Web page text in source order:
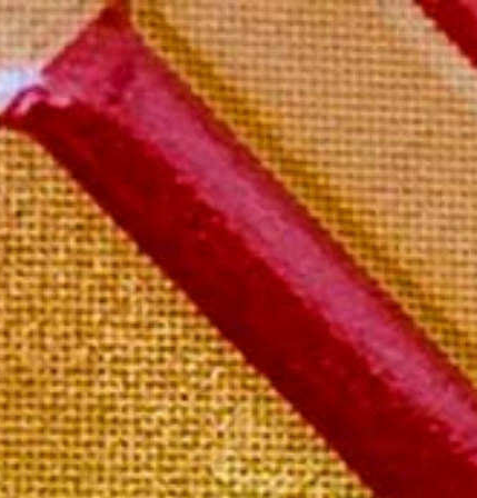
Mon compte Contact